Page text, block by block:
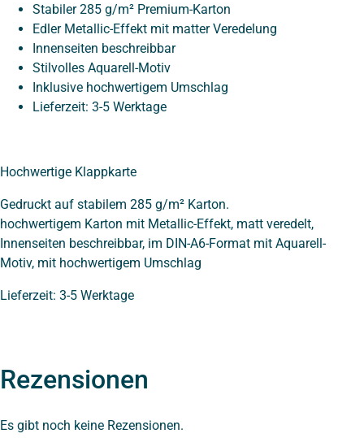
Stabiler 285 g/m² Premium-Karton
Edler Metallic-Effekt mit matter Veredelung
Innenseiten beschreibbar
Stilvolles Aquarell-Motiv
Inklusive hochwertigem Umschlag
Lieferzeit: 3-5 Werktage
Hochwertige Klappkarte
Gedruckt auf stabilem 285 g/m² Karton.
hochwertigem Karton mit Metallic-Effekt, matt veredelt,
Innenseiten beschreibbar, im DIN-A6-Format mit Aquarell-
Motiv, mit hochwertigem Umschlag
Lieferzeit: 3-5 Werktage
Rezensionen
Es gibt noch keine Rezensionen.